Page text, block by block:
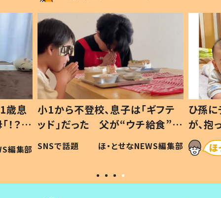
歳息
？」
編集部
小1から不登校、息子は「ギフテ
ッド」だった 父が“ウチ給食”を
作り続ける理由とは #令和の親
#令和の子
SNSで話題 ほ・とせなNEWS編集部
ひ孫
が、
「涙が
い」